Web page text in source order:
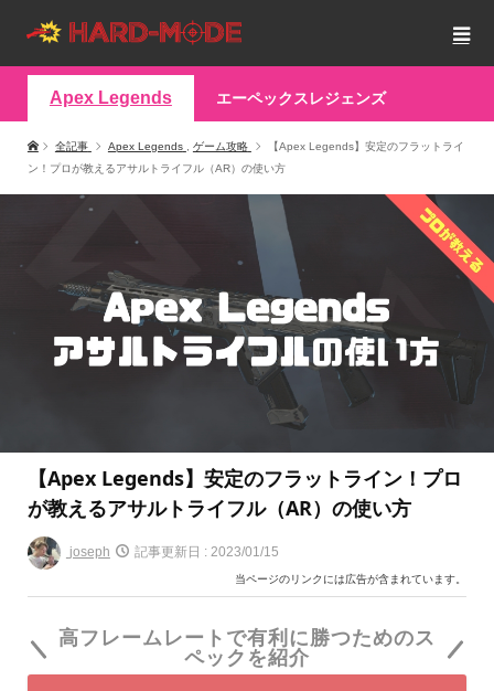
Apex Legends エーペックスレジェンズ
全記事 Apex Legends ゲーム攻略
【Apex Legends】安定のフラットライ
ン！プロが教えるアサルトライフル（AR）の使い方
【Apex Legends】安定のフラットライン！プロ
が教えるアサルトライフル（AR）の使い方
joseph 記事更新日 : 2023/01/15
当ページのリンクには広告が含まれています。
高フレームレートで有利に勝つためのス
ペックを紹介